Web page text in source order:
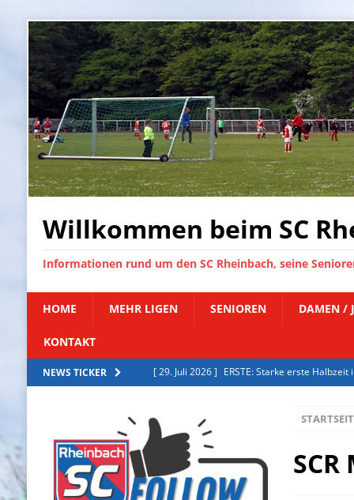
Willkommen beim SC
Informationen rund um den SC Rheinbach, seine
HOME MEHR LIGEN SENIOREN DAMEN /
KONTAKT
NEWS TICKER [ 27. Juli 2026 ] ERSTE: Starke erste
[ 31. Juli 2026 ]
ERSTE: Trainingslager 2026
[ 30. Juli 2026 ]
ERSTE: Aus der Zweiten in
[ 29. Juli 2026 ] ERSTE: Starke erste Halbzeit